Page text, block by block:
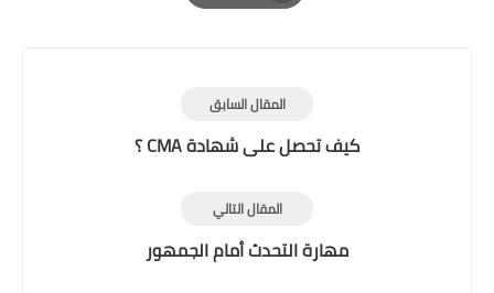
Print
المقال السابق
كيف تحصل على شهادة CMA ؟
المقال التالي
مهارة التحدث أمام الجمهور